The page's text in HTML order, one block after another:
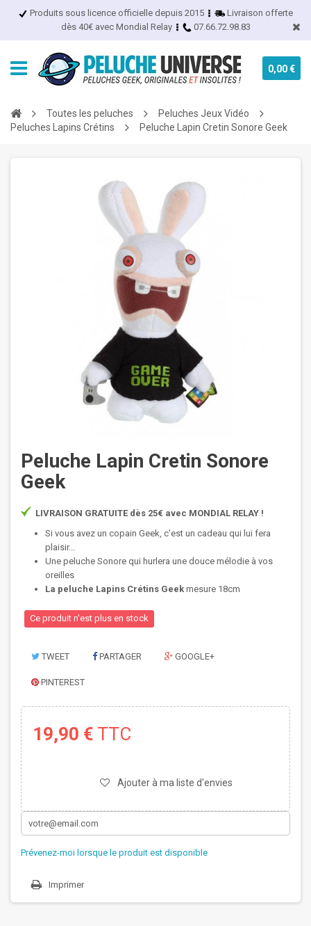
Produits sous licence officielle depuis 2015
Livraison offerte
dès 40€ avec Mondial Relay
07.66.72.98.83
0,00 €
Toutes les peluches
Peluches Jeux Vidéo
Peluches Lapins Crétins
Peluche Lapin Cretin Sonore Geek
Peluche Lapin Cretin Sonore
Geek
LIVRAISON GRATUITE dès 25€ avec MONDIAL RELAY !
Si vous avez un copain Geek, c'est un cadeau qui lui fera
plaisir...
Une peluche Sonore qui hurlera une douce mélodie à vos
oreilles
La peluche Lapins Crétins Geek mesure 18cm
Ce produit n'est plus en stock
TWEET PARTAGER GOOGLE+
PINTEREST
19,90 € TTC
Ajouter à ma liste d'envies
Prévenez-moi lorsque le produit est disponible
Imprimer